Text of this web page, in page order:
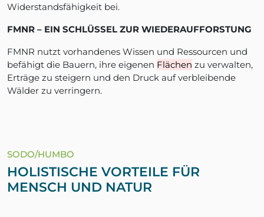
Widerstandsfähigkeit bei.
FMNR – EIN SCHLÜSSEL ZUR WIEDERAUFFORSTUNG
FMNR nutzt vorhandenes Wissen und Ressourcen und
befähigt die Bauern, ihre eigenen Flächen zu verwalten,
Erträge zu steigern und den Druck auf verbleibende
Wälder zu verringern.
SODO/HUMBO
HOLISTISCHE VORTEILE FÜR
MENSCH UND NATUR